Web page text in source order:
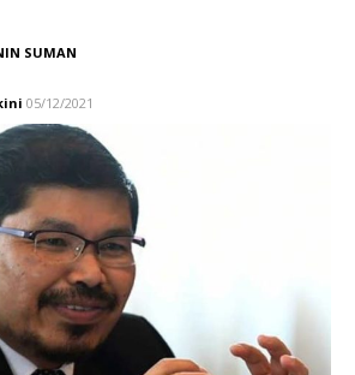
SUMAN
05/12/2021